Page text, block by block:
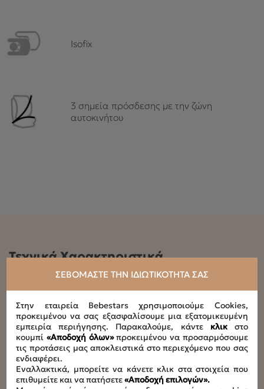
Isofix
3 σημεία πρόσδεσης με την ζώνη
αυτοκινήτου
Τεχνικά Χαρακτηριστικά
Μέγιστο ύψος παιδιού
H100 - H150 cm
Συνολικό φορτίο
7,4kg
Διαστάσεις καθίσματος με φορά εμπρός
ΣΕΒΌΜΑΣΤΕ ΤΗΝ ΙΔΙΩΤΙΚΌΤΗΤΆ ΣΑΣ
Στην εταιρεία Bebestars χρησιμοποιούμε Cookies,
προκειμένου να σας εξασφαλίσουμε μια εξατομικευμένη
εμπειρία περιήγησης. Παρακαλούμε, κάντε κλικ στο
κουμπί «Αποδοχή όλων»προκειμένου να προσαρμόσουμε
τις προτάσεις μας αποκλειστικά στο περιεχόμενο που σας
ενδιαφέρει.
Εναλλακτικά, μπορείτε να κάνετε κλικ στα στοιχεία που
επιθυμείτε και να πατήσετε«Αποδοχή επιλογών».